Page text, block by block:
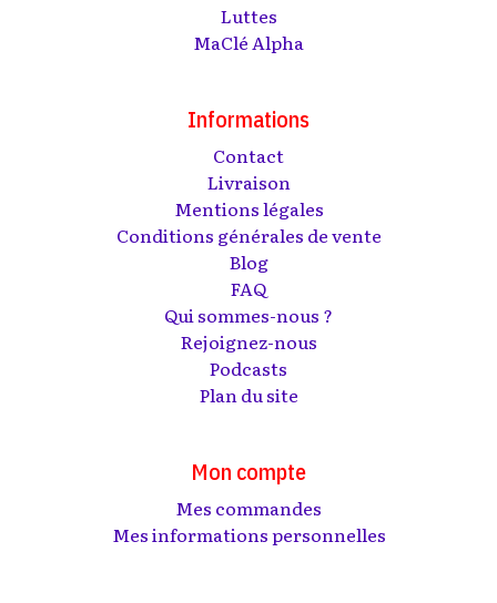
Luttes
MaClé Alpha
Informations
Contact
Livraison
Mentions légales
Conditions générales de vente
Blog
FAQ
Qui sommes-nous ?
Rejoignez-nous
Podcasts
Plan du site
Mon compte
Mes commandes
Mes informations personnelles